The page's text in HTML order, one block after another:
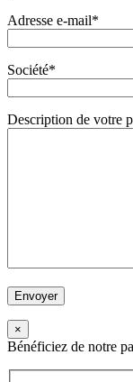
Adresse e-mail*
Société*
Description de votre
×
Bénéficiez de notre